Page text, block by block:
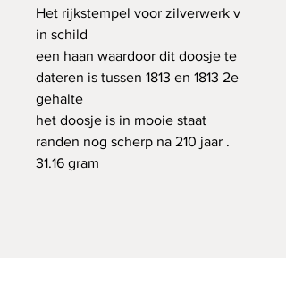
Het rijkstempel voor zilverwerk v
in schild
een haan waardoor dit doosje te
dateren is tussen 1813 en 1813 2e
gehalte
het doosje is in mooie staat
randen nog scherp na 210 jaar .
31.16 gram